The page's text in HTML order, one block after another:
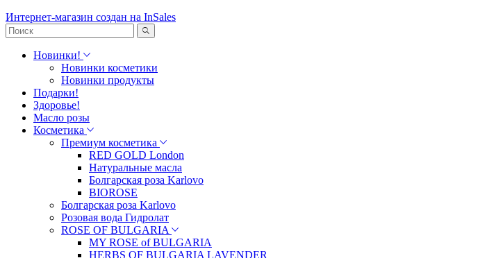
Интернет-магазин создан на InSales
Новинки!
Новинки косметики
Новинки продукты
Подарки!
Здоровье!
Масло розы
Косметика
Премиум косметика
RED GOLD London
Натуральные масла
Болгарская роза Karlovo
BIOROSE
Болгарская роза Karlovo
Розовая вода Гидролат
ROSE OF BULGARIA
MY ROSE of BULGARIA
HERBS OF BULGARIA LAVENDER